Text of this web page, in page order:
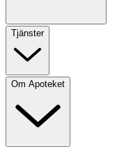
Tjänster
Om Apoteket